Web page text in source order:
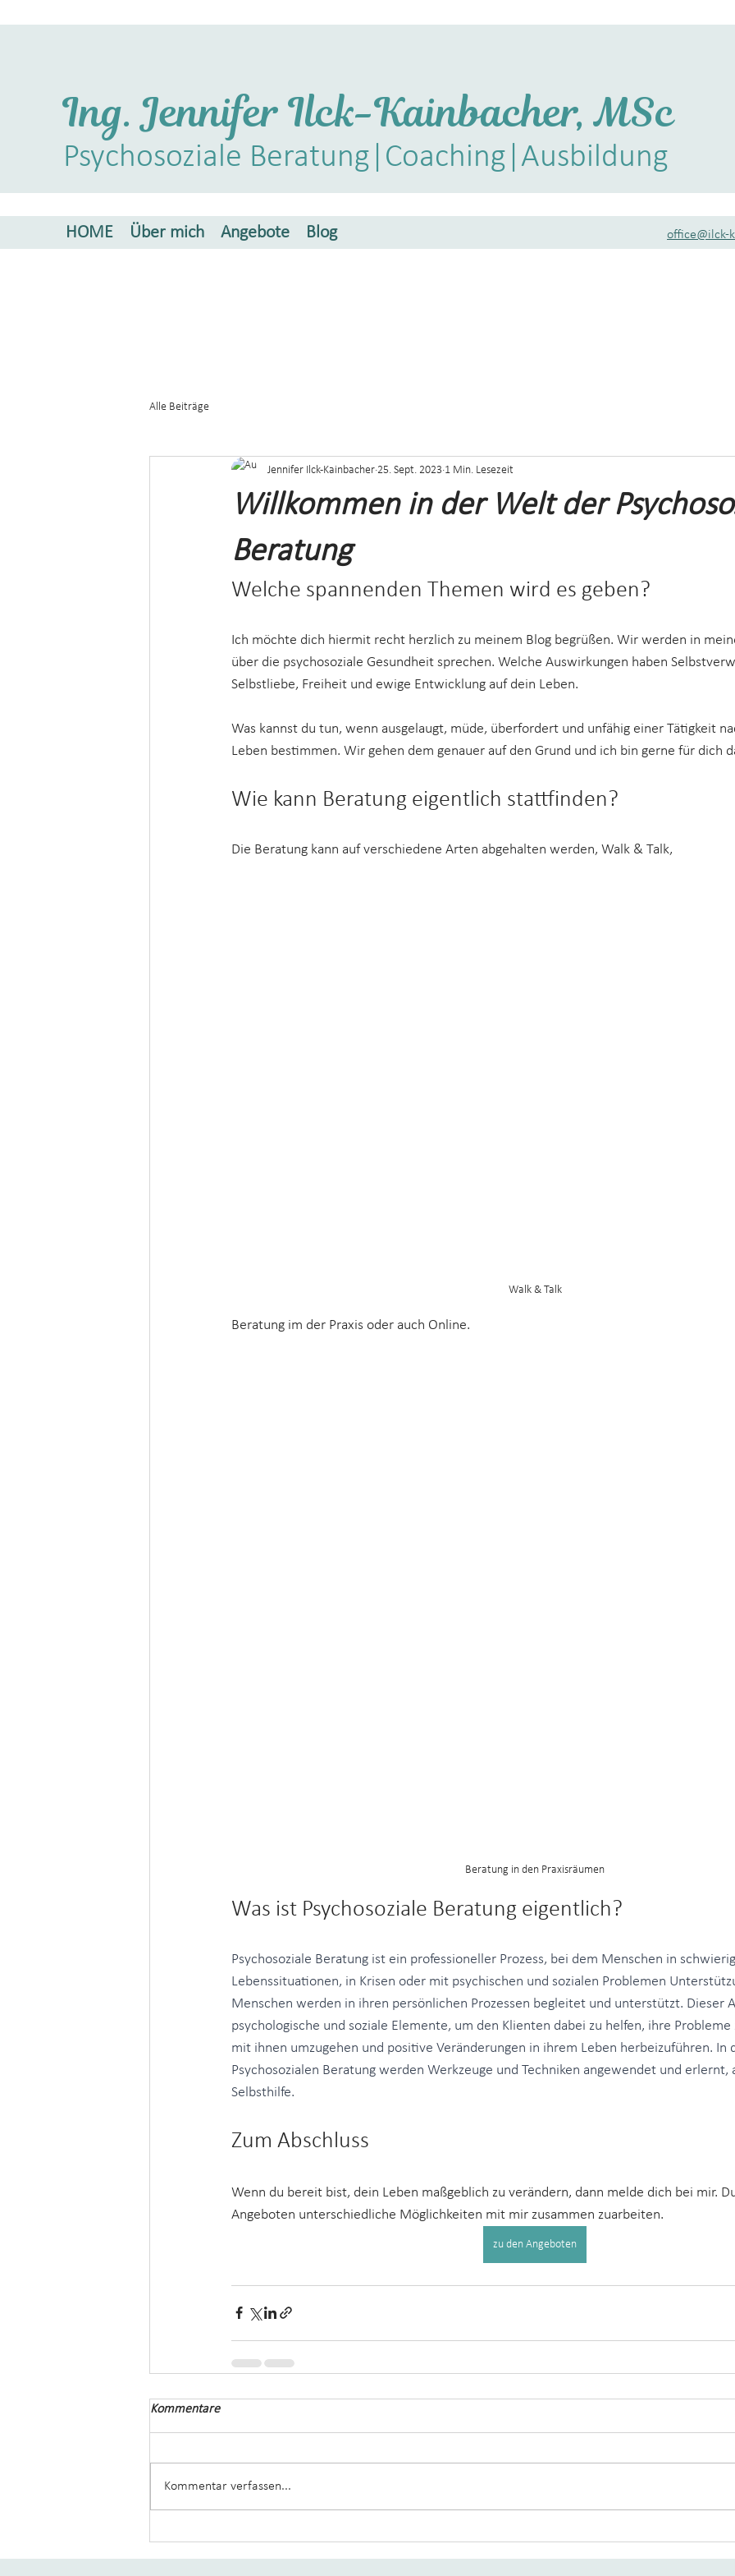
Ing. Jennifer Ilck-Kainbacher, MSc
Psychosoziale Beratung Coaching|Ausbildung
HOME Über mich Angebote Blog office@ilck-
Alle Beiträge
Willkommen in der Welt der
Beratung
Jennifer Ilck-Kainbacher 25. Sept. 2023 1 Min. Lesezeit
Welche spannenden Themen wird es geben?
Ich möchte dich hiermit recht herzlich zu meinem Blog begrüßen. Wir werden in
über die psychosoziale Gesundheit sprechen. Welche Auswirkungen haben
Selbstliebe, Freiheit und ewige Entwicklung auf dein Leben.
Was kannst du tun, wenn ausgelaugt, müde, überfordert und unfähig einer Tätigkeit
Leben bestimmen. Wir gehen dem genauer auf den Grund und ich bin gerne für dich
Wie kann Beratung eigentlich stattfinden?
Die Beratung kann auf verschiedene Arten abgehalten werden, Walk & Talk,
Walk & Talk
Beratung im der Praxis oder auch Online.
Beratung in den Praxisräumen
Was ist Psychosoziale Beratung eigentlich?
Psychosoziale Beratung ist ein professioneller Prozess, bei dem Menschen in
Lebenssituationen, in Krisen oder mit psychischen und sozialen Problemen
Menschen werden in ihren persönlichen Prozessen begleitet und unterstützt. Dieser
psychologische und soziale Elemente, um den Klienten dabei zu helfen, ihre
mit ihnen umzugehen und positive Veränderungen in ihrem Leben herbeizuführen. In
Psychosozialen Beratung werden Werkzeuge und Techniken angewendet und erlernt,
Selbsthilfe.
Zum Abschluss
Wenn du bereit bist, dein Leben maßgeblich zu verändern, dann melde dich bei mir.
Angeboten unterschiedliche Möglichkeiten mit mir zusammen zuarbeiten.
zu den Angeboten
Kommentare
Kommentar verfassen...